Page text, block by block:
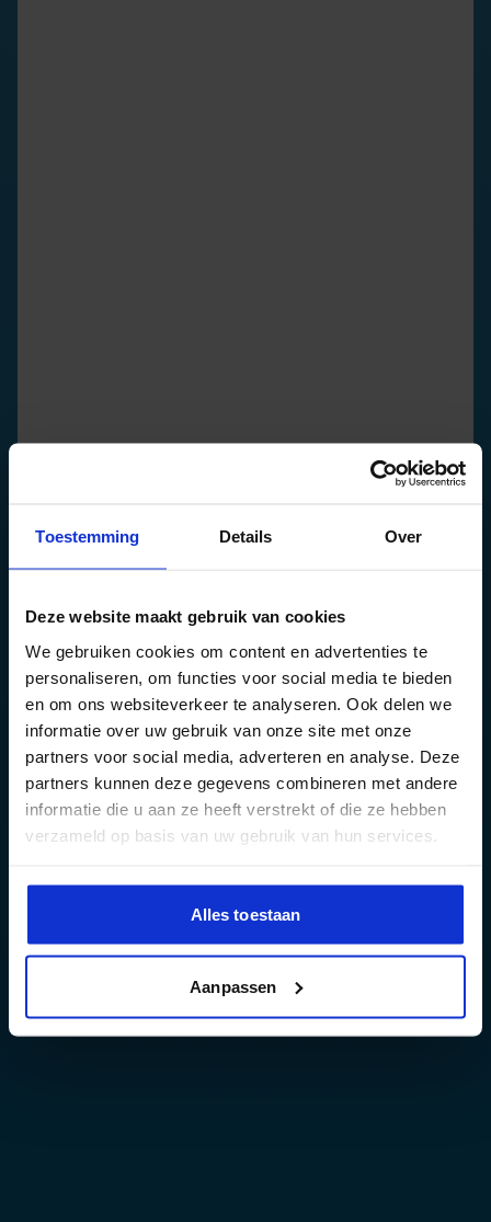
Toestemming Details Over
Deze website maakt gebruik van cookies
We gebruiken cookies om content en advertenties te
personaliseren, om functies voor social media te bieden
en om ons websiteverkeer te analyseren. Ook delen we
informatie over uw gebruik van onze site met onze
partners voor social media, adverteren en analyse. Deze
partners kunnen deze gegevens combineren met andere
informatie die u aan ze heeft verstrekt of die ze hebben
verzameld op basis van uw gebruik van hun services.
Alles toestaan
Aanpassen